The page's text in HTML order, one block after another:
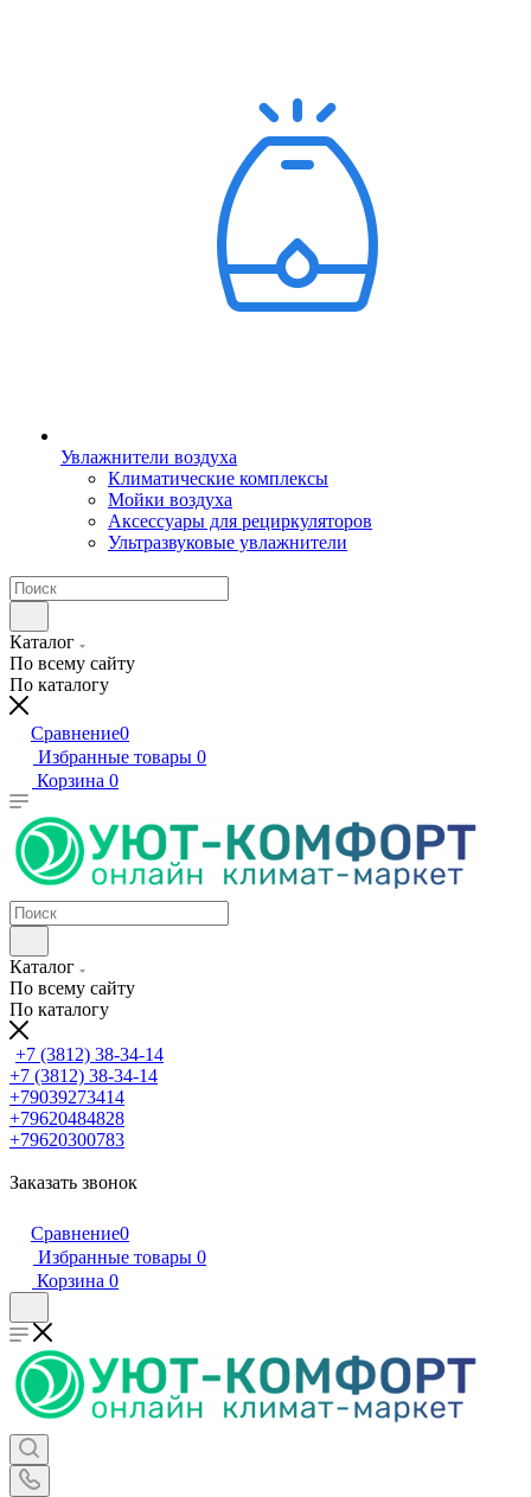
Увлажнители воздуха
Климатические комплексы
Мойки воздуха
Аксессуары для рециркуляторов
Ультразвуковые увлажнители
Каталог
По всему сайту
По каталогу
Сравнение0
Избранные товары 0
Корзина 0
Каталог
По всему сайту
По каталогу
+7 (3812) 38-34-14
+7 (3812) 38-34-14
+79039273414
+79620484828
+79620300783
Заказать звонок
Сравнение0
Избранные товары 0
Корзина 0